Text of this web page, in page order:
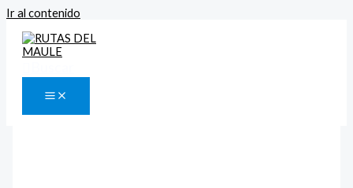
Ir al contenido